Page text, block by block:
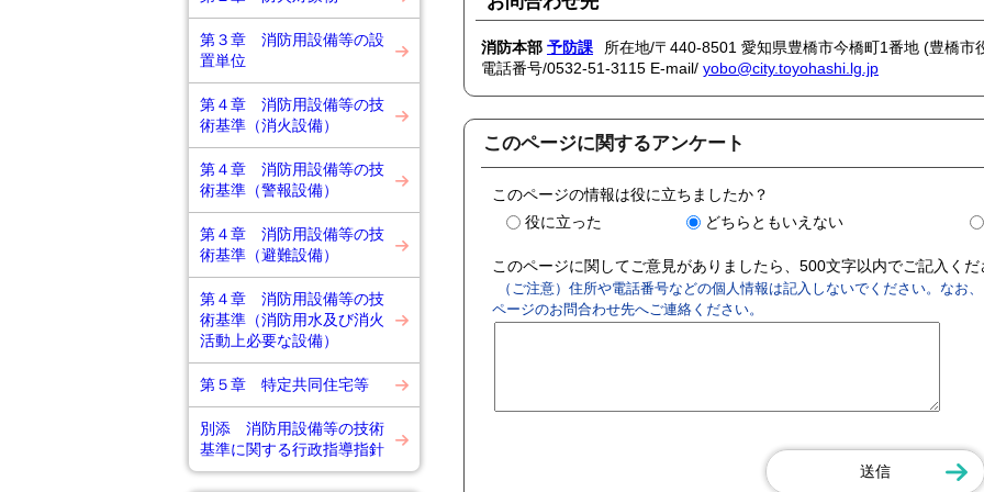
第３章 消防用設備等の設
置単位
第４章 消防用設備等の技
術基準（消火設備）
第４章 消防用設備等の技
術基準（警報設備）
第４章 消防用設備等の技
術基準（避難設備）
第４章 消防用設備等の技
術基準（消防用水及び消火
活動上必要な設備）
第５章 特定共同住宅等
別添 消防用設備等の技術
基準に関する行政指導指針
消防本部 予防課
所在地/〒440-8501 愛知県豊橋市今橋町1番地 (豊橋市
電話番号/0532-51-3115 E-mail/ yobo@city.toyohashi.lg.jp
このページに関するアンケート
このページの情報は役に立ちましたか？
役に立った
どちらともいえない
このページに関してご意見がありましたら、500文字以内でご記入く
（ご注意）住所や電話番号などの個人情報は記入しないでください。なお
ページのお問合わせ先へご連絡ください。